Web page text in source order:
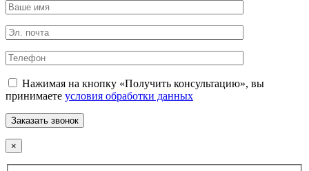
Нажимая на кнопку «Получить консультацию», вы
принимаете условия обработки данных
×